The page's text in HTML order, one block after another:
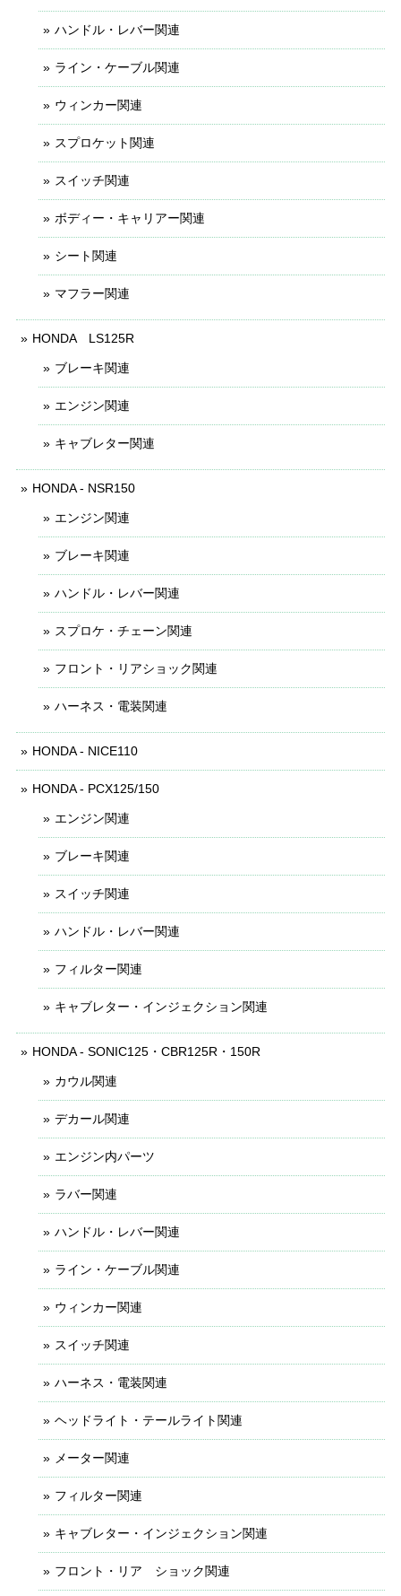
ハンドル・レバー関連
ライン・ケーブル関連
ウィンカー関連
スプロケット関連
スイッチ関連
ボディー・キャリアー関連
シート関連
マフラー関連
HONDA LS125R
ブレーキ関連
エンジン関連
キャブレター関連
HONDA - NSR150
エンジン関連
ブレーキ関連
ハンドル・レバー関連
スプロケ・チェーン関連
フロント・リアショック関連
ハーネス・電装関連
HONDA - NICE110
HONDA - PCX125/150
エンジン関連
ブレーキ関連
スイッチ関連
ハンドル・レバー関連
フィルター関連
キャブレター・インジェクション関連
HONDA - SONIC125・CBR125R・150R
カウル関連
デカール関連
エンジン内パーツ
ラバー関連
ハンドル・レバー関連
ライン・ケーブル関連
ウィンカー関連
スイッチ関連
ハーネス・電装関連
ヘッドライト・テールライト関連
メーター関連
フィルター関連
キャブレター・インジェクション関連
フロント・リア ショック関連